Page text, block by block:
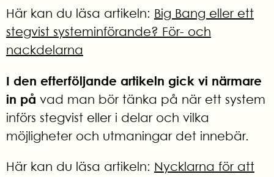
Här kan du läsa artikeln: Big Bang eller ett
stegvist systeminförande? För- och
nackdelarna
I den efterföljande artikeln gick vi närmare
in på vad man bör tänka på när ett system
införs stegvist eller i delar och vilka
möjligheter och utmaningar det innebär.
Här kan du läsa artikeln: Nycklarna för att